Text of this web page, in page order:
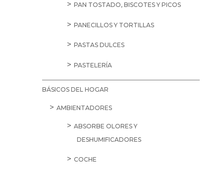
PAN TOSTADO, BISCOTES Y PICOS
PANECILLOS Y TORTILLAS
PASTAS DULCES
PASTELERÍA
BÁSICOS DEL HOGAR
AMBIENTADORES
ABSORBE OLORES Y
DESHUMIFICADORES
COCHE